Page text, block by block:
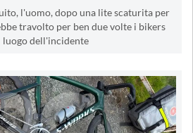
l'uomo, dopo una lite scaturita per
travolto per ben due volte i bikers
luogo dell'incidente